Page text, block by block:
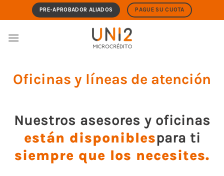
to
PRE-APROBADOR ALIADOS PAGUE SU CUOTA
Oficinas y líneas de atención
Nuestros asesores y oficinas
están disponiblespara ti
siempre que los necesites.